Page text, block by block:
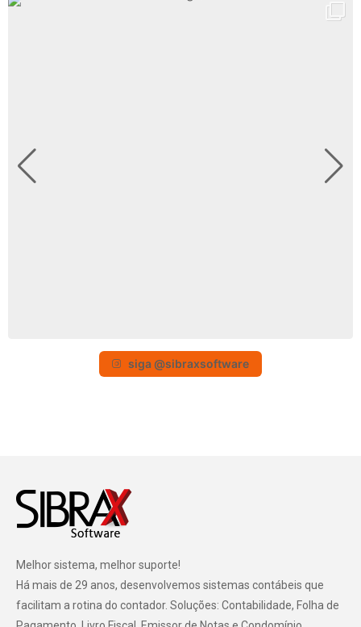
siga @sibraxsoftware
Melhor sistema, melhor suporte!
Há mais de 29 anos, desenvolvemos sistemas contábeis que
facilitam a rotina do contador. Soluções: Contabilidade, Folha de